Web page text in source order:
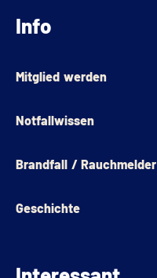
Info
Mitglied werden
Notfallwissen
Brandfall / Rauchmelder
Geschichte